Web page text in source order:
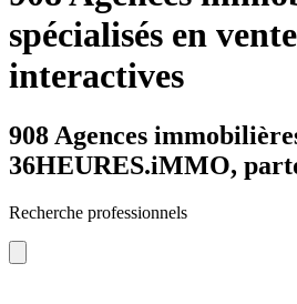
spécialisés en
interactives
908 Agences
36HEURES.iMMO,
Recherche professionnels